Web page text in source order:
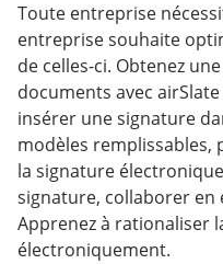
Toute entreprise
entreprise souhaite
de celles-ci. Obtenez
documents avec
insérer une signature
modèles remplissables,
la signature
signature, collaborer en
Apprenez à rationaliser
électroniquement.